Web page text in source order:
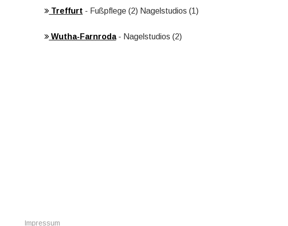
Treffurt - Fußpflege (2) Nagelstudios (1)
Wutha-Farnroda- Nagelstudios (2)
Impressum